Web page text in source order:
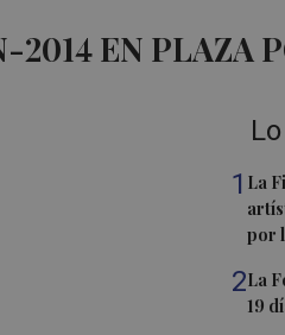
EN PLAZA
1 La
por
2La
19